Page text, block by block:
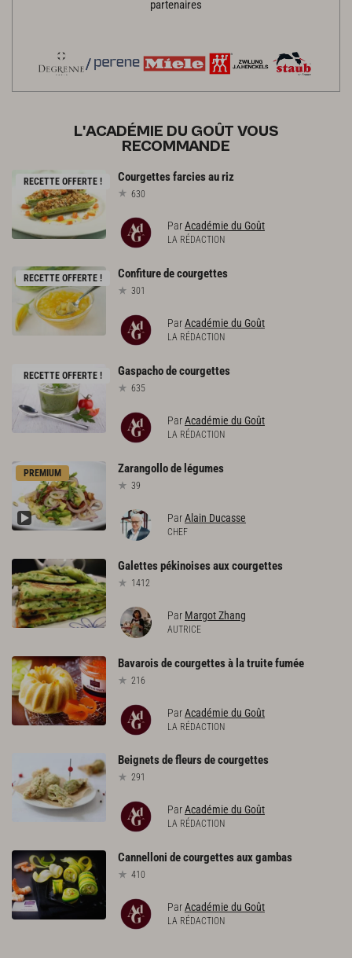
partenaires
L'ACADÉMIE DU GOÛT VOUS
RECOMMANDE
RECETTE OFFERTE ! Courgettesfarciesauriz
630
ParAcadémie du Goût
LA RÉDACTION
RECETTE OFFERTE ! Confituredecourgettes
301
ParAcadémie du Goût
LA RÉDACTION
RECETTE OFFERTE ! Gaspachodecourgettes
635
ParAcadémie du Goût
LA RÉDACTION
PREMIUM Zarangollode légumes
39
ParAlain Ducasse
CHEF
Galettespékinoisesauxcourgettes
1412
Par Margot Zhang
AUTRICE
Bavaroisdecourgettesà latruitefumée
216
ParAcadémie du Goût
LA RÉDACTION
Beignetsdefleursdecourgettes
291
ParAcadémie du Goût
LA RÉDACTION
Cannelloni decourgettesauxgambas
410
ParAcadémie du Goût
LA RÉDACTION